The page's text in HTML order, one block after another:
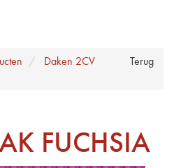
Terug
Daken 2CV
FUCHSIA